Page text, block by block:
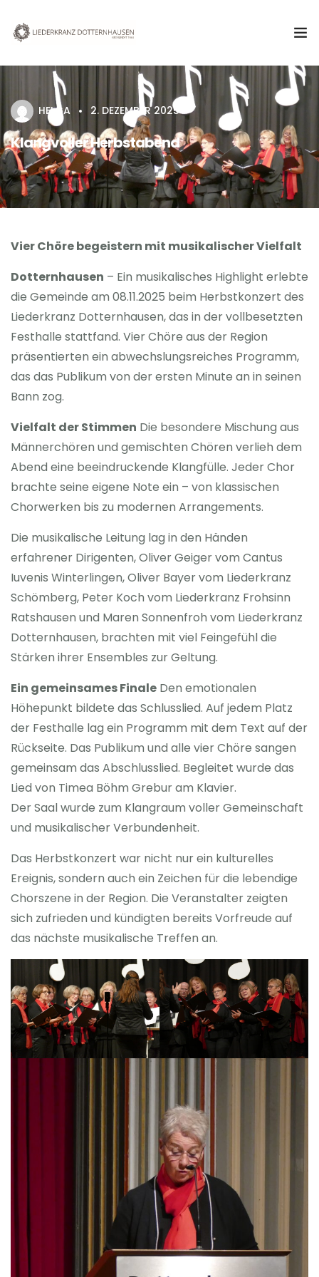
Aktuelles
Verein
Chor
Termine & Veranstaltungen
HELGA 2. DEZEMBER 2025
Klangvoller Herbstabend
Vier Chöre begeistern mit musikalischer Vielfalt
Dotternhausen – Ein musikalisches Highlight erlebte
die Gemeinde am 08.11.2025 beim Herbstkonzert des
Liederkranz Dotternhausen, das in der vollbesetzten
Festhalle stattfand. Vier Chöre aus der Region
präsentierten ein abwechslungsreiches Programm,
das das Publikum von der ersten Minute an in seinen
Bann zog.
Vielfalt der Stimmen Die besondere Mischung aus
Männerchören und gemischten Chören verlieh dem
Abend eine beeindruckende Klangfülle. Jeder Chor
brachte seine eigene Note ein – von klassischen
Chorwerken bis zu modernen Arrangements.
Die musikalische Leitung lag in den Händen
erfahrener Dirigenten, Oliver Geiger vom Cantus
Iuvenis Winterlingen, Oliver Bayer vom Liederkranz
Schömberg, Peter Koch vom Liederkranz Frohsinn
Ratshausen und Maren Sonnenfroh vom Liederkranz
Dotternhausen, brachten mit viel Feingefühl die
Stärken ihrer Ensembles zur Geltung.
Ein gemeinsames Finale Den emotionalen
Höhepunkt bildete das Schlusslied. Auf jedem Platz
der Festhalle lag ein Programm mit dem Text auf der
Rückseite. Das Publikum und alle vier Chöre sangen
gemeinsam das Abschlusslied. Begleitet wurde das
Lied von Timea Böhm Grebur am Klavier.
Der Saal wurde zum Klangraum voller Gemeinschaft
und musikalischer Verbundenheit.
Das Herbstkonzert war nicht nur ein kulturelles
Ereignis, sondern auch ein Zeichen für die lebendige
Chorszene in der Region. Die Veranstalter zeigten
sich zufrieden und kündigten bereits Vorfreude auf
das nächste musikalische Treffen an.